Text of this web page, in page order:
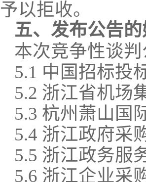
予以拒收。
五、 发布公告
本次竞争性谈
5.1 中国招标投
5.2 浙江省机场
5.3 杭州萧山国
5.4 浙江政府采
5.5 浙江政务服
5.6 浙江企业采